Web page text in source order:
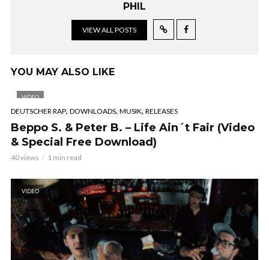
PHIL
VIEW ALL POSTS
YOU MAY ALSO LIKE
VIDEO
DEUTSCHER RAP, DOWNLOADS, MUSIK, RELEASES
Beppo S. & Peter B. – Life Ain´t Fair (Video
& Special Free Download)
40 views 1 min read
VIDEO